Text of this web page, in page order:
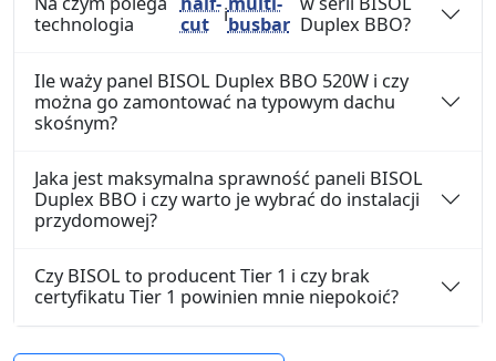
technologia
cut
ibusbar Duplex BBO?
Ile waży panel BISOL Duplex BBO 520W i czy
można go zamontować na typowym dachu
skośnym?
Jaka jest maksymalna sprawność paneli BISOL
Duplex BBO i czy warto je wybrać do instalacji
przydomowej?
Czy BISOL to producent Tier 1 i czy brak
certyfikatu Tier 1 powinien mnie niepokoić?